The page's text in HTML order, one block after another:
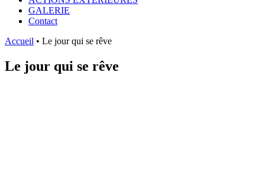
GALERIE
Contact
Accueil • Le jour qui se rêve
Le jour qui se rêve